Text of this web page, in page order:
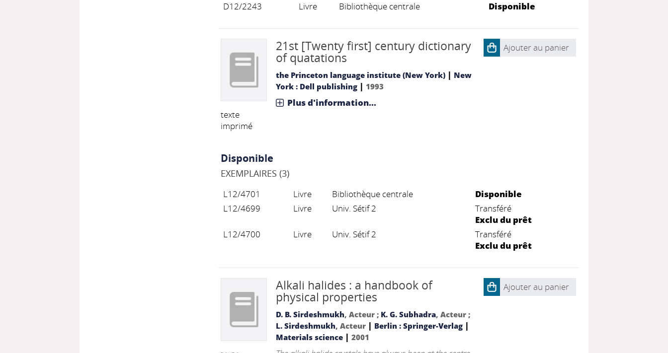
D12/2243
Livre Bibliothèque centrale Disponible
texte
imprimé
21st [Twenty first] century dictionary
of quatations
the Princeton language institute (New York) | New
York : Dell publishing| 1993
Plus d'information...
Ajouter au panier
Disponible
EXEMPLAIRES (3)
L12/4701 Livre Bibliothèque centrale
Disponible
L12/4699
Livre Univ. Sétif 2
Transféré
Exclu du prêt
L12/4700
Livre Univ. Sétif 2
Transféré
Exclu du prêt
Alkali halides : a handbook of
physical properties
D. B. Sirdeshmukh, Acteur ; K. G. Subhadra, Acteur ;
L. Sirdeshmukh, Acteur | Berlin : Springer-Verlag|
Materials science| 2001
Ajouter au panier